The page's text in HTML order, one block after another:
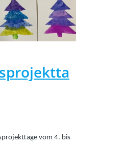
vom 4. bis